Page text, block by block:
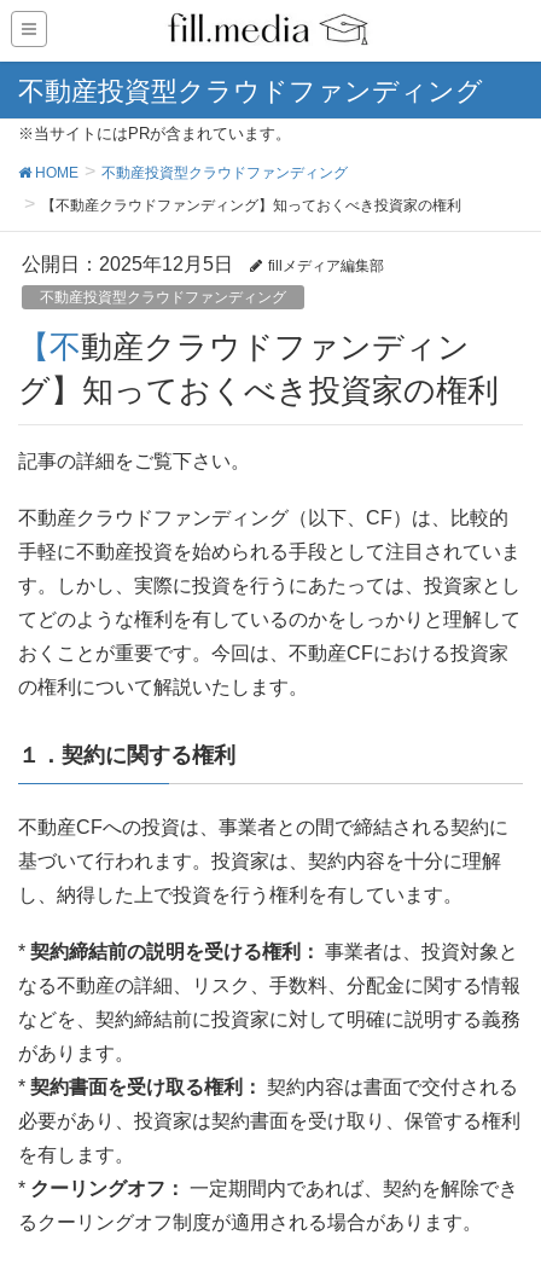
不動産投資型クラウドファンディング
※当サイトにはPRが含まれています。
HOME
不動産投資型クラウドファンディング
【不動産クラウドファンディング】知っておくべき投資家の権利
公開日： 2025年12月5日
fillメディア編集部
不動産投資型クラウドファンディング
【不動産クラウドファンディン
グ】知っておくべき投資家の権利
記事の詳細をご覧下さい。
不動産クラウドファンディング（以下、CF）は、比較的
手軽に不動産投資を始められる手段として注目されていま
す。しかし、実際に投資を行うにあたっては、投資家とし
てどのような権利を有しているのかをしっかりと理解して
おくことが重要です。今回は、不動産CFにおける投資家
の権利について解説いたします。
１．契約に関する権利
不動産CFへの投資は、事業者との間で締結される契約に
基づいて行われます。投資家は、契約内容を十分に理解
し、納得した上で投資を行う権利を有しています。
* 契約締結前の説明を受ける権利： 事業者は、投資対象と
なる不動産の詳細、リスク、手数料、分配金に関する情報
などを、契約締結前に投資家に対して明確に説明する義務
があります。
* 契約書面を受け取る権利： 契約内容は書面で交付される
必要があり、投資家は契約書面を受け取り、保管する権利
を有します。
* クーリングオフ： 一定期間内であれば、契約を解除でき
るクーリングオフ制度が適用される場合があります。